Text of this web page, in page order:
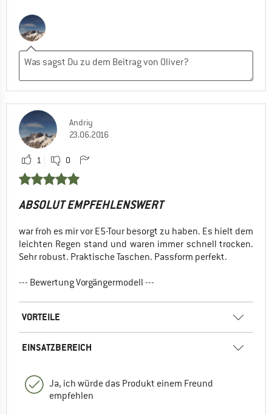
Andriy
23.06.2016
1 0
ABSOLUT EMPFEHLENSWERT
war froh es mir vor E5-Tour besorgt zu haben. Es hielt dem
leichten Regen stand und waren immer schnell trocken.
Sehr robust. Praktische Taschen. Passform perfekt.
--- Bewertung Vorgängermodell ---
VORTEILE
EINSATZBEREICH
Ja, ich würde das Produkt einem Freund
empfehlen